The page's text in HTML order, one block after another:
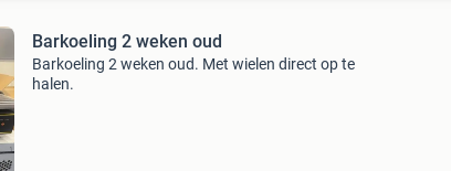
Barkoeling 2 weken oud
Barkoeling 2 weken oud. Met wielen direct op te
halen.